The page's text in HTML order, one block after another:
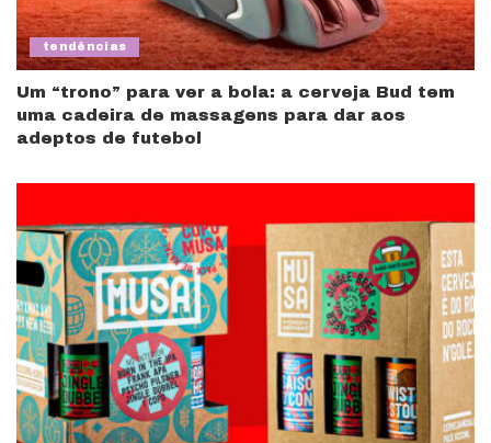
tendências
Um “trono” para ver a bola: a cerveja Bud tem
uma cadeira de massagens para dar aos
adeptos de futebol